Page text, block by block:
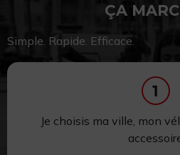
ÇA
Simple. Rapide. Efficace.
Je choisis ma ville, mon